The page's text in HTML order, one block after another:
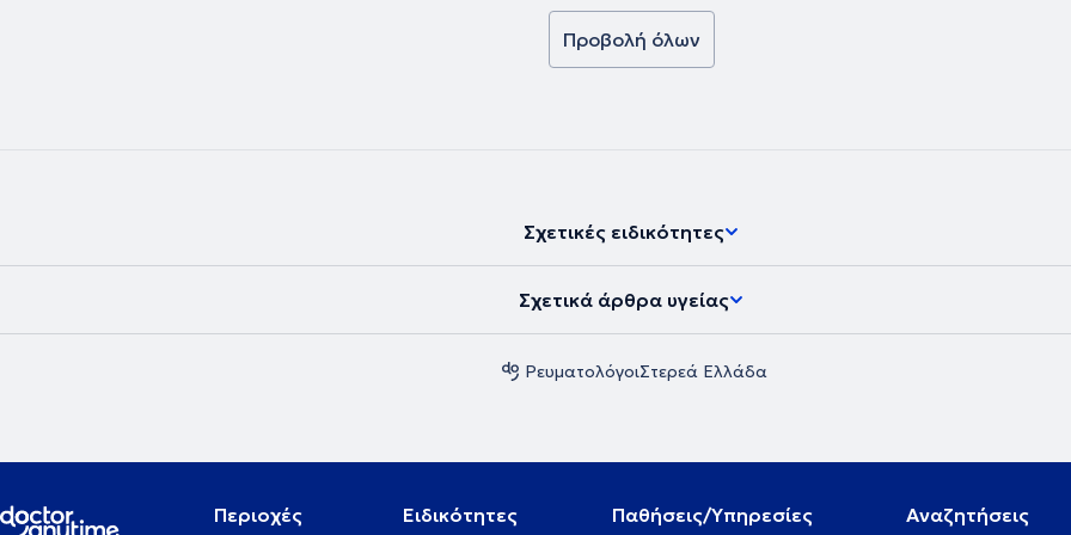
Προβολή όλων
Σχετικές ειδικότητες
Σχετικά άρθρα υγείας
ΡευματολόγοιΣτερεά Ελλάδα
Περιοχές Ειδικότητες Παθήσεις/Υπηρεσίες Αναζητήσεις